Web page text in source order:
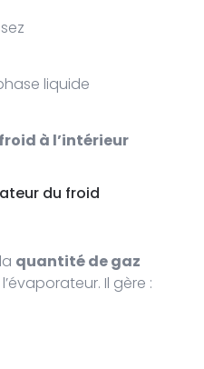
liquide
à l’intérieur
du froid
quantité de gaz
Il gère :